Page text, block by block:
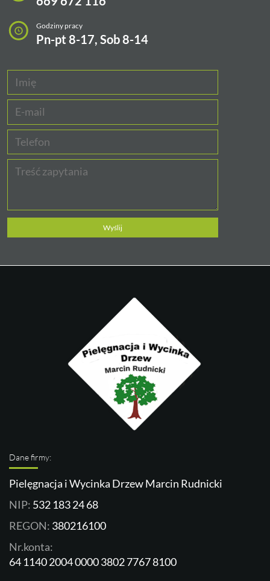
Godziny pracy
Pn-pt 8-17, Sob 8-14
Dane firmy:
Pielęgnacja i Wycinka Drzew Marcin Rudnicki
NIP: 532 183 24 68
REGON: 380216100
Nr.konta:
64 1140 2004 0000 3802 7767 8100